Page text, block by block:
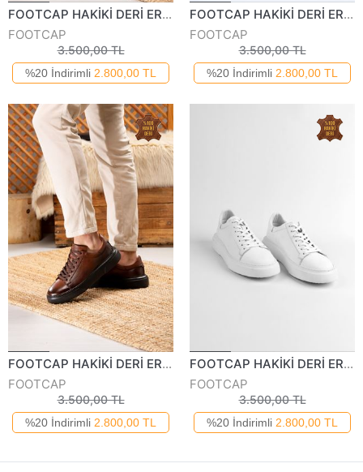
FOOTCAP HAKİKİ DERİ ERKEK GÜNLÜK AYAKKABI 2501-125Y
FOOTCAP
3.500,00 TL
%20 İndirimli 2.800,00 TL
FOOTCAP HAKİKİ DERİ ERKEK GÜNLÜK AYAKKABI 250125Y
FOOTCAP
3.500,00 TL
%20 İndirimli 2.800,00 TL
FOOTCAP HAKİKİ DERİ ERKEK GÜNLÜK AYAKKABI 2501-125Y
FOOTCAP
3.500,00 TL
%20 İndirimli 2.800,00 TL
FOOTCAP HAKİKİ DERİ ERKEK GÜNLÜK AYAKKABI 250125Y
FOOTCAP
3.500,00 TL
%20 İndirimli 2.800,00 TL